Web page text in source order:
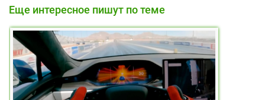
Еще интересное пишут по теме